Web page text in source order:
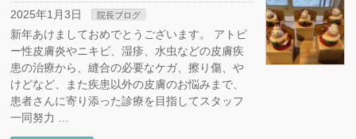
2025年1月3日 院長ブログ
新年あけましておめでとうございます。 アトピ
ー性皮膚炎やニキビ、湿疹、水虫などの皮膚疾
患の治療から、縫合の必要なケガ、擦り傷、や
けどなど、また疾患以外の皮膚のお悩みまで、
患者さんに寄り添った診療を目指してスタッフ
一同努力 …